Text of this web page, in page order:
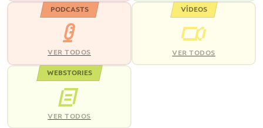
PODCASTS
VER TODOS
VÍDEOS
VER TODOS
WEBSTORIES
VER TODOS